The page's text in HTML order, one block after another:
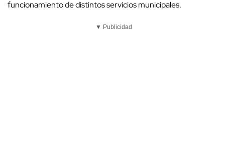
funcionamiento de distintos servicios municipales.
▼ Publicidad